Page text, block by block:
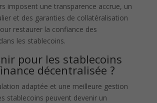
imposent une transparence accrue, un
et des garanties de collatéralisation
restaurer la confiance des
les stablecoins.
pour les stablecoins
décentralisée ?
adaptée et une meilleure gestion
stablecoins peuvent devenir un